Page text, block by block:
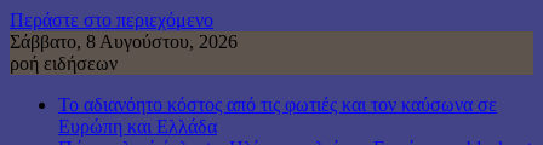
Περάστε στο περιεχόμενο
Σάββατο, 8 Αυγούστου, 2026
ροή ειδήσεων
Το αδιανόητο κόστος από τις φωτιές και τον καύσωνα σε
Ευρώπη και Ελλάδα